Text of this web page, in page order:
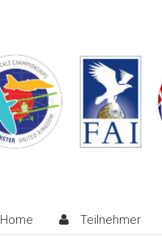
Home Teilnehmer